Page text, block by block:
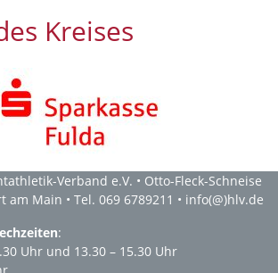
Kreises
Verband e.V. • Otto-Fleck-Schneise
am Main • Tel. 069 6789211 • info(@)hlv.de
:
Uhr und 13.30 – 15.30 Uhr